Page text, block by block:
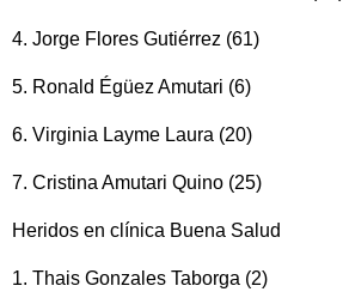
4. Jorge Flores Gutiérrez (61)
5. Ronald Égüez Amutari (6)
6. Virginia Layme Laura (20)
7. Cristina Amutari Quino (25)
Heridos en clínica Buena Salud
1. Thais Gonzales Taborga (2)